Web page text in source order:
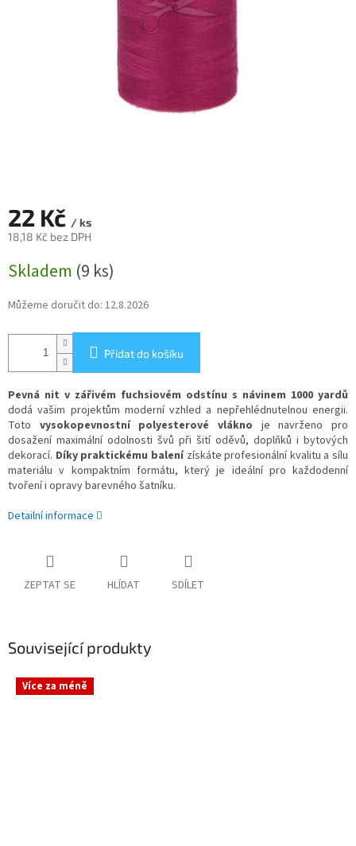
22 Kč / ks
18,18 Kč bez DPH
cena:
Skladem (9 ks)
Můžeme doručit do: 12.8.2026
Přidat do košíku
Pevná nit v zářivém fuchsiovém odstínu s návinem 1000 yardů
dodá vašim projektům moderní vzhled a nepřehlédnutelnou energii.
Toto vysokopevnostní polyesterové vlákno je navrženo pro
dosažení maximální odolnosti švů při šití oděvů, doplňků i bytových
dekorací. Díky praktickému balenízískáte profesionální kvalitu a sílu
materiálu v kompaktním formátu, který je ideální pro každodenní
tvoření i opravy barevného šatníku.
Detailní informace
ZEPTAT SE HLÍDAT SDÍLET
Související produkty
Více za méně